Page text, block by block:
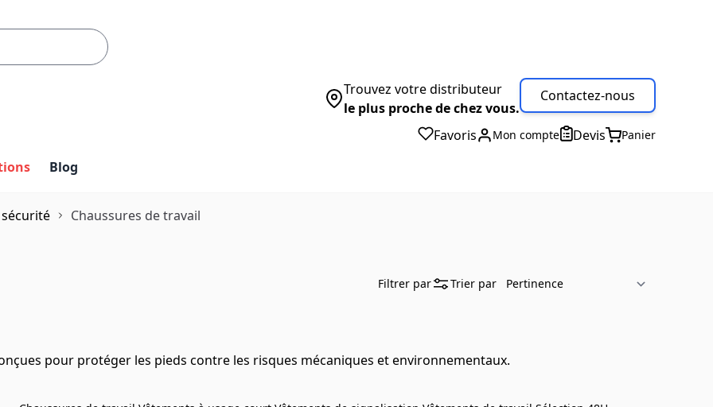
Trouvez votre distributeur
le plus proche de chez vous.
Contactez-nous
Favoris Mon compte Devis Panier
Blog
Chaussures de travail
Trier par
Filtrer par
pour protéger les pieds contre les risques mécaniques et environnementaux.